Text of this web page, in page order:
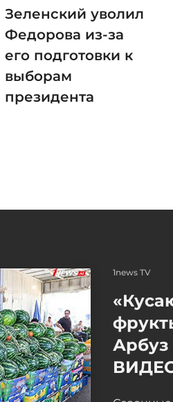
Зеленский уволил
Федорова из-за
его подготовки к
выборам
президента
1news TV
Арбуз